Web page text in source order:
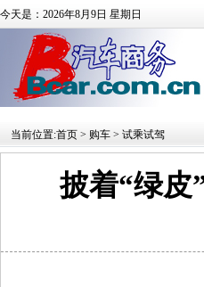
今天是：2026年8月9日 星期日
当前位置:首页 > 购车 > 试乘试驾
披着“绿皮